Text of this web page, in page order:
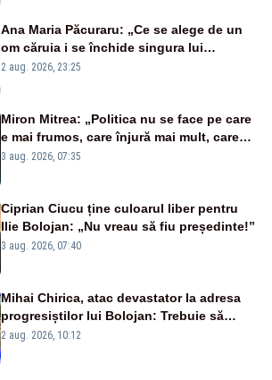
Ana Maria Păcuraru: „Ce se alege de un
om căruia i se închide singura lui
portiță?”
2 aug. 2026, 23:25
Miron Mitrea: „Politica nu se face pe care
e mai frumos, care înjură mai mult, care
țipă mai tare, ci pe proiecte”
3 aug. 2026, 07:35
Ciprian Ciucu ține culoarul liber pentru
Ilie Bolojan: „Nu vreau să fiu președinte!”
3 aug. 2026, 07:40
Mihai Chirica, atac devastator la adresa
progresiștilor lui Bolojan: Trebuie să
protejăm și natura, dar nu șținem omaneii
2 aug. 2026, 10:12